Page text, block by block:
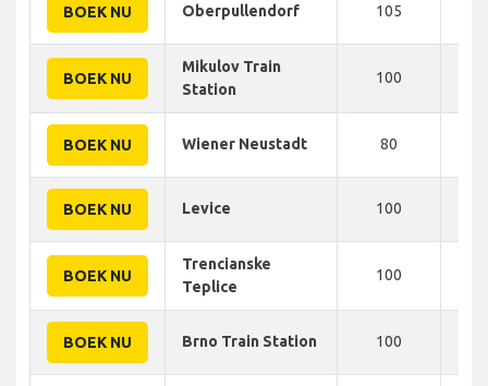
BOEK NU Oberpullendorf 105
BOEK NU
Mikulov Train
Station
100
BOEK NU Wiener Neustadt 80
BOEK NU Levice 100
BOEK NU
Trencianske
Teplice
100
BOEK NU Brno Train Station 100